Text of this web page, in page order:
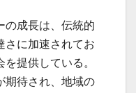
の成長は、伝統的
さに加速されてお
提供している。
期待され、地域の